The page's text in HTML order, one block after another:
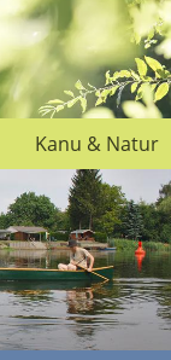
Kanu & Natur